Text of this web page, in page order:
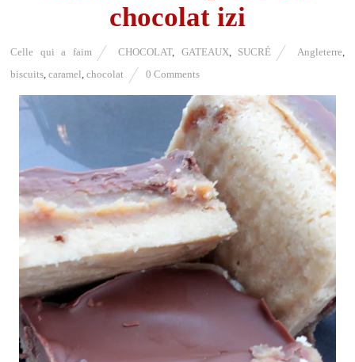
chocolat izi
Celle qui a faim CHOCOLAT, GATEAUX, SUCRÉ Angleterre,
biscuits,caramel,chocolat 0 Comments